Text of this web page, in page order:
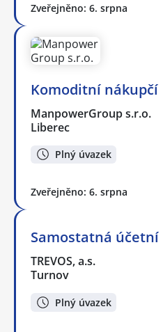
Zveřejněno: 6. srpna
Komoditní nákupčí
ManpowerGroup s.r.o.
Liberec
Plný úvazek
Zveřejněno: 6. srpna
Samostatná účetní
TREVOS, a.s.
Turnov
Plný úvazek